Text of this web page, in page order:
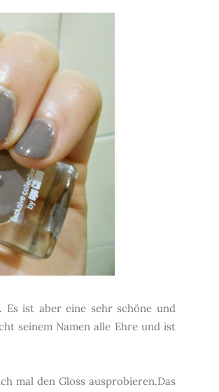
ist aber eine sehr schöne und
seinem Namen alle Ehre und ist
mal den Gloss ausprobieren.Das